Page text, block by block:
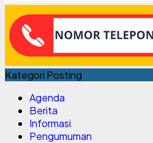
Kategori Posting
Agenda
Berita
Informasi
Pengumuman